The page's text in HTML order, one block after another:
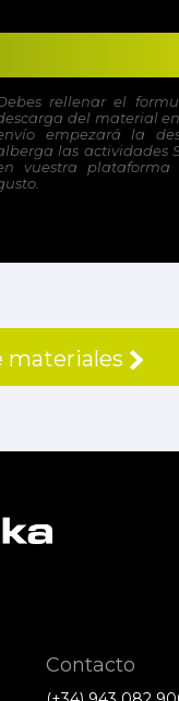
rellenar el
del material
empezará la
las actividades
vuestra plataforma
materiales
Contacto